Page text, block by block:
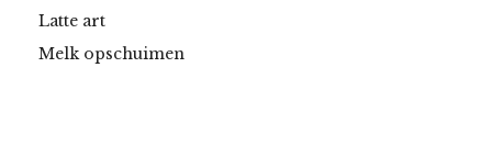
Latte art
Melk opschuimen